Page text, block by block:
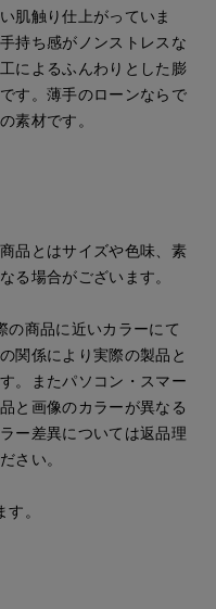
肌触り仕上がっていま
持ち感がノンストレスな
によるふんわりとした膨
す。薄手のローンならで
素材です。
品とはサイズや色味、素
る場合がございます。
の商品に近いカラーにて
関係により実際の製品と
。またパソコン・スマー
と画像のカラーが異なる
ー差異については返品理
さい。
。